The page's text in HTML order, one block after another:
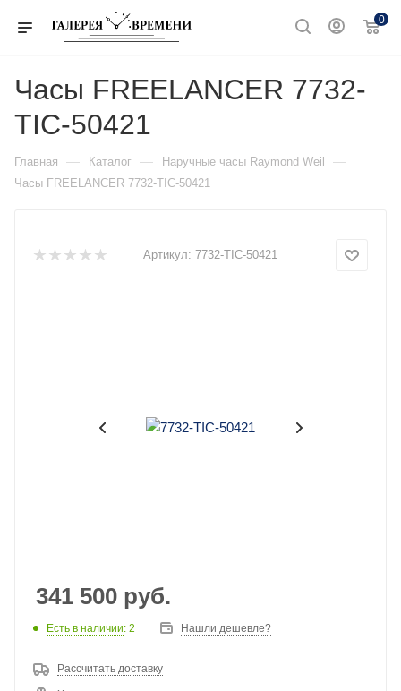
0
Часы FREELANCER 7732-
TIC-50421
Главная — Каталог — Наручные часы Raymond Weil —
Часы FREELANCER 7732-TIC-50421
Артикул: 7732-TIC-50421
341 500 руб.
Есть в наличии: 2 Нашли дешевле?
Рассчитать доставку